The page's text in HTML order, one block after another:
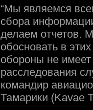
“Мы являемся
сбора
делаем отчетов.
обосновать в
обороны не
расследования
командир
Тамарики (Kavae